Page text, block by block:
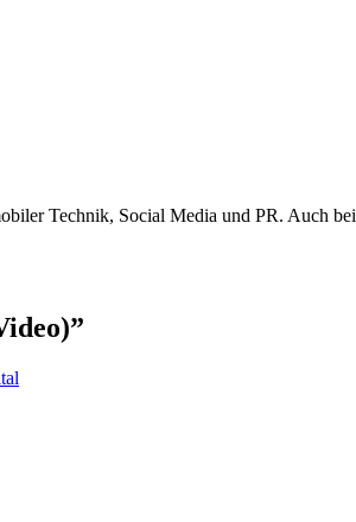
Technik, Social Media und PR. Auch bei